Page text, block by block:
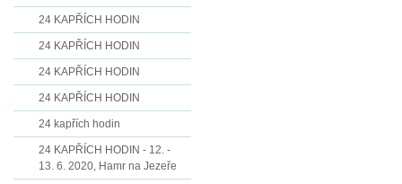
24 KAPŘÍCH HODIN
24 KAPŘÍCH HODIN
24 KAPŘÍCH HODIN
24 KAPŘÍCH HODIN
24 kapřích hodin
24 KAPŘÍCH HODIN - 12. -
13. 6. 2020, Hamr na Jezeře